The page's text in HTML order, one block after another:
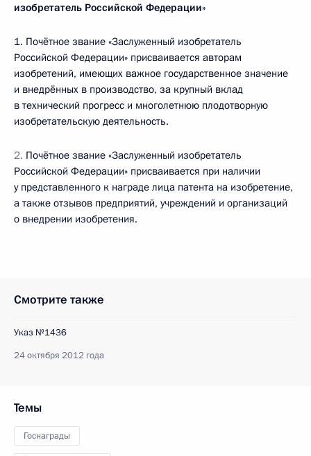
изобретатель Российской Федерации»
1. Почётное звание «Заслуженный изобретатель
Российской Федерации» присваивается авторам
изобретений, имеющих важное государственное значение
и внедрённых в производство, за крупный вклад
в технический прогресс и многолетнюю плодотворную
изобретательскую деятельность.
2. Почётное звание «Заслуженный изобретатель
Российской Федерации» присваивается при наличии
у представленного к награде лица патента на изобретение,
а также отзывов предприятий, учреждений и организаций
о внедрении изобретения.
Смотрите также
Указ №1436
24 октября 2012 года
Темы
Госнаграды